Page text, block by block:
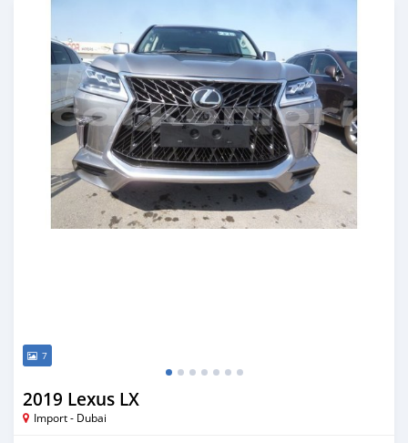
7
2019 Lexus LX
Import - Dubai